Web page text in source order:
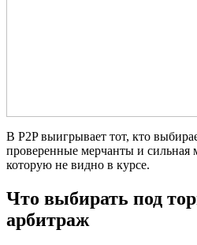
В P2P выигрывает тот, кто
проверенные мерчанты и
которую не видно в курсе.
Что выбирать под
арбитраж